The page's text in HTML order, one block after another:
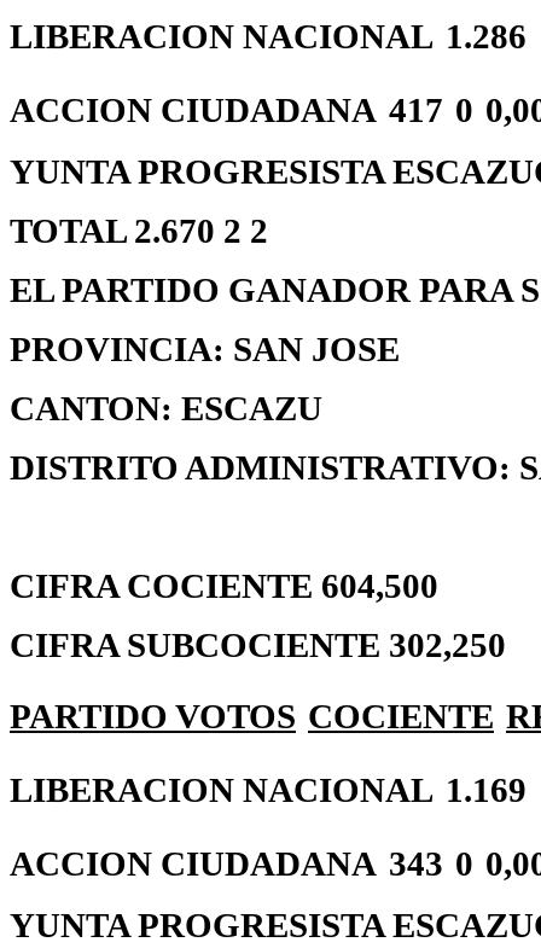
LIBERACION NACIONAL 1.286
ACCION CIUDADANA 417 0
YUNTA PROGRESISTA
TOTAL 2.670 2 2
EL PARTIDO GANADOR
PROVINCIA: SAN JOSE
CANTON: ESCAZU
DISTRITO ADMINISTRATIVO:
CIFRA COCIENTE 604,500
CIFRA SUBCOCIENTE 302,250
PARTIDO VOTOS COCIENTE
LIBERACION NACIONAL 1.169
ACCION CIUDADANA 343 0
YUNTA PROGRESISTA